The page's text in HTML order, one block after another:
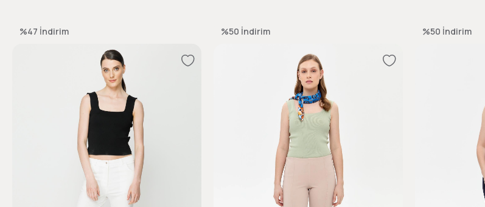
%47 İndirim %50 İndirim %50 İndirim